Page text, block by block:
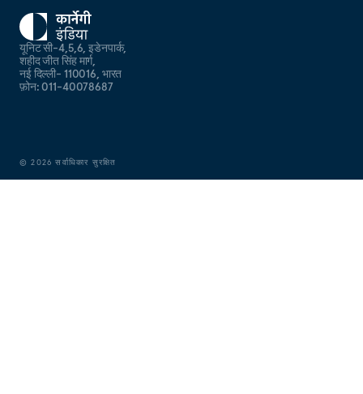
यूनिट सी-4,5,6, इडेनपार्क,
शहीद जीत सिंह मार्ग,
नई दिल्ली- 110016, भारत
फ़ोन: 011-40078687
©2026 सर्वाधिकार सुरक्षित